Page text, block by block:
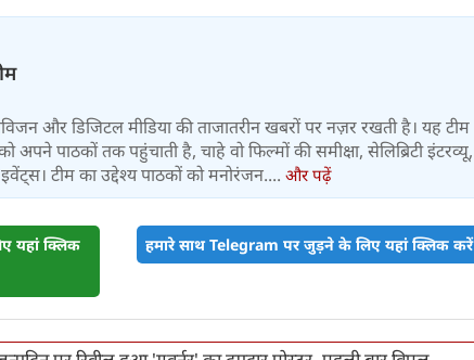
और डिजिटल मीडिया की ताजातरीन खबरों पर नज़र रखती है। यह टीम
अपने पाठकों तक पहुंचाती है, चाहे वो फिल्मों की समीक्षा, सेलिब्रिटी इंटरव्यू,
टीम का उद्देश्य पाठकों को मनोरंजन.... और पढ़ें
यहां क्लिक
हमारे साथ Telegram पर जुड़ने के लिए यहां क्लिक करें